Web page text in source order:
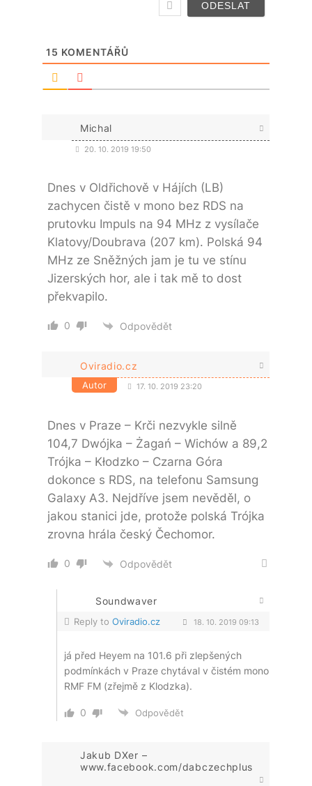
15 KOMENTÁŘŮ
Michal
20. 10. 2019 19:50
Dnes v Oldřichově v Hájích (LB)
zachycen čistě v mono bez RDS na
prutovku Impuls na 94 MHz z vysílače
Klatovy/Doubrava (207 km). Polská 94
MHz ze Sněžných jam je tu ve stínu
Jizerských hor, ale i tak mě to dost
překvapilo.
0 Odpovědět
Oviradio.cz
Autor 17. 10. 2019 23:20
Dnes v Praze – Krči nezvykle silně
104,7 Dwójka – Żagań – Wichów a 89,2
Trójka – Kłodzko – Czarna Góra
dokonce s RDS, na telefonu Samsung
Galaxy A3. Nejdříve jsem nevěděl, o
jakou stanici jde, protože polská Trójka
zrovna hrála český Čechomor.
0 Odpovědět
Soundwaver
Reply to Oviradio.cz 18. 10. 2019 09:13
já před Heyem na 101.6 při zlepšených
podmínkách v Praze chytával v čistém mono
RMF FM (zřejmě z Klodzka).
0 Odpovědět
Jakub DXer –
www.facebook.com/dabczechplus